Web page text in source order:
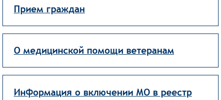
Прием граждан
О медицинской помощи ветеранам
Информация о включении МО в реестр